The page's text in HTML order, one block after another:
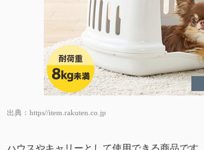
出典： https//item.rakuten.co.jp